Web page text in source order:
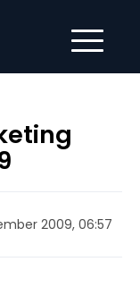
2009, 06:57